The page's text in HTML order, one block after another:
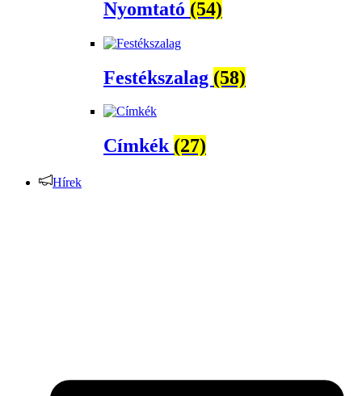
Nyomtató (54)
Festékszalag (58)
Címkék (27)
Hírek